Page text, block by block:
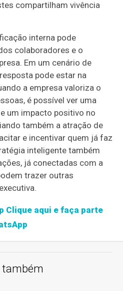
compartilham vivência
interna pode
colaboradores e o
Em um cenário de
pode estar na
a empresa valoriza o
é possível ver uma
um impacto positivo no
também a atração de
e incentivar quem já faz
inteligente também
já conectadas com a
trazer outras
Clique aqui e faça parte
também